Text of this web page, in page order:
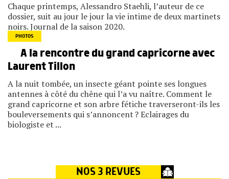
Chaque printemps, Alessandro Staehli, l’auteur de ce
dossier, suit au jour le jour la vie intime de deux martinets
noirs. Journal de la saison 2020.
PHOTOS
A la rencontre du grand capricorne avec
Laurent Tillon
A la nuit tombée, un insecte géant pointe ses longues
antennes à côté du chêne qui l’a vu naître. Comment le
grand capricorne et son arbre fétiche traverseront-ils les
bouleversements qui s’annoncent ? Eclairages du
biologiste et ...
NOS 3 REVUES